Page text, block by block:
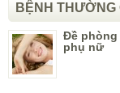
BỆNH THƯỜNG
Đề
phụ nữ